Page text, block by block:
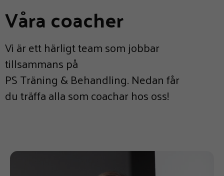
Våra coacher
Vi är ett härligt team som jobbar
tillsammans på
PS Träning & Behandling. Nedan får
du träffa alla som coachar hos oss!